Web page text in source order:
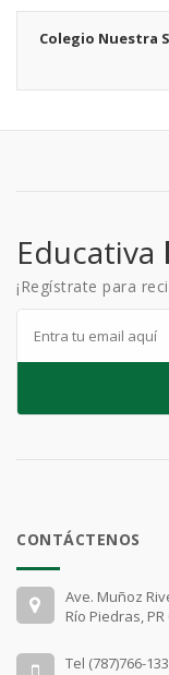
Colegio Nuestra
Educativa
¡Regístrate para
CONTÁCTENOS
Ave. Muñoz
Río Piedras, PR
Tel (787)766-